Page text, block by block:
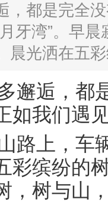
，都是完全
牙湾”。早
晨光洒在五
邂逅，都
如我们遇
路上，车
彩缤纷的
，树与山